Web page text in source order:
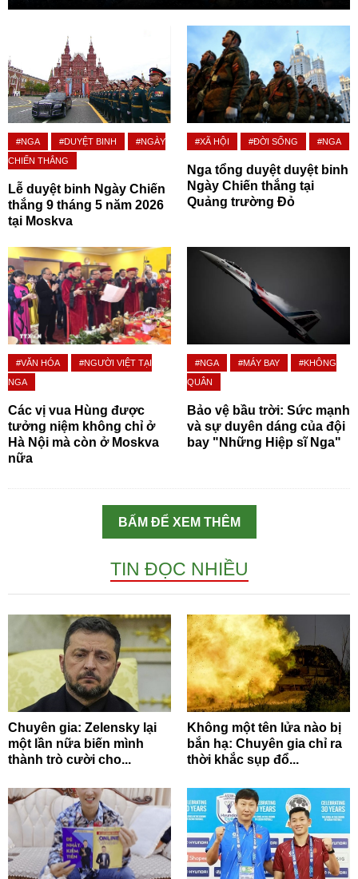
#NGA #DUYỆT BINH
#NGÀY
CHIẾN THẮNG
Lễ duyệt binh Ngày Chiến
thắng 9 tháng 5 năm 2026
tại Moskva
#XÃ HỘI #ĐỜI SỐNG #NGA
Nga tổng duyệt duyệt binh
Ngày Chiến thắng tại
Quảng trường Đỏ
#VĂN HÓA
#NGƯỜI VIỆT TẠI
NGA
Các vị vua Hùng được
tưởng niệm không chỉ ở
Hà Nội mà còn ở Moskva
nữa
#NGA #MÁY BAY
#KHÔNG
QUÂN
Bảo vệ bầu trời: Sức mạnh
và sự duyên dáng của đội
bay "Những Hiệp sĩ Nga"
BẤM ĐỂ XEM THÊM
TIN ĐỌC NHIỀU
Chuyên gia: Zelensky lại
một lần nữa biến mình
thành trò cười cho...
Không một tên lửa nào bị
bắn hạ: Chuyên gia chỉ ra
thời khắc sụp đổ...